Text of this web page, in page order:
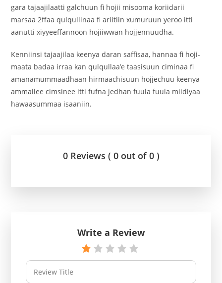
gara tajaajilaatti galchuun fi hojii misooma koriidarii
marsaa 2ffaa qulqullinaa fi ariitiin xumuruun yeroo itti
aanutti xiyyeeffannoon hojiiwwan hojjennuudha.
Kenniinsi tajaajilaa keenya daran saffisaa, hannaa fi hoji-
maata badaa irraa kan qulqullaa’e taasisuun ciminaa fi
amanamummaadhaan hirmaachisuun hojjechuu keenya
ammallee cimsinee itti fufna jedhan fuula fuula miidiyaa
hawaasummaa isaaniin.
0 Reviews ( 0 out of 0 )
Write a Review